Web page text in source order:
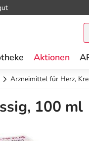
Aktionen
Arzneimittel für Herz,
100 ml